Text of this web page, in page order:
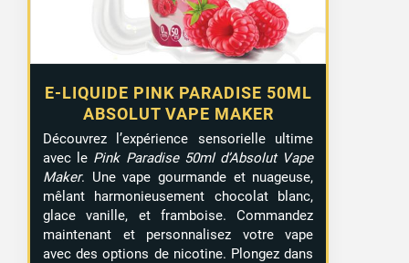
E-LIQUIDE PINK PARADISE 50ML
ABSOLUT VAPE MAKER
Découvrez l’expérience sensorielle ultime
avec le Pink Paradise 50ml d’Absolut Vape
Maker. Une vape gourmande et nuageuse,
mêlant harmonieusement chocolat blanc,
glace vanille, et framboise. Commandez
maintenant et personnalisez votre vape
avec des options de nicotine. Plongez dans